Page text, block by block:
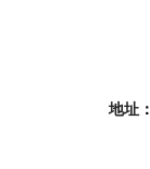
地址 ：